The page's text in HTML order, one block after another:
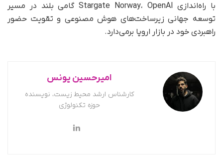
با راه‌اندازی Stargate Norway، OpenAI گامی بلند در مسیر
توسعه جهانی زیرساخت‌های هوش مصنوعی و تقویت حضور
راهبردی خود در بازار اروپا برمی‌دارد.
امیرحسین یونس
کارشناس ارشد محیط زیست، نویسنده
حوزه تکنولوژی